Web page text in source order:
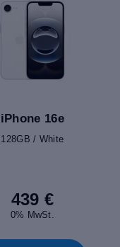
iPhone 16e
128GB / White
439 €
0% MwSt.